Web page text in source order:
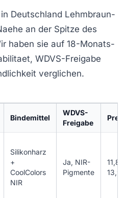
Deutschland Lehmbraun-
an der Spitze des
haben sie auf 18-Monats-
WDVS-Freigabe
verglichen.
Bindemittel
WDVS-
Freigabe
Silikonharz
+
CoolColors
NIR
Ja, NIR-
Pigmente